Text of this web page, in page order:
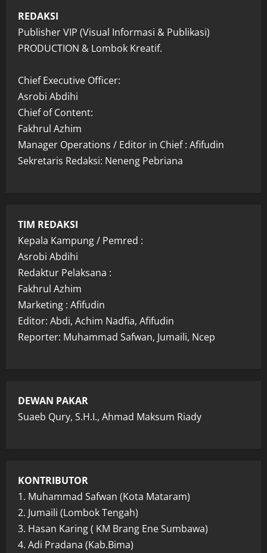
REDAKSI
Publisher VIP (Visual Informasi & Publikasi)
PRODUCTION & Lombok Kreatif.
Chief Executive Officer:
Asrobi Abdihi
Chief of Content:
Fakhrul Azhim
Manager Operations / Editor in Chief : Afifudin
Sekretaris Redaksi: Neneng Pebriana
TIM REDAKSI
Kepala Kampung / Pemred :
Asrobi Abdihi
Redaktur Pelaksana :
Fakhrul Azhim
Marketing : Afifudin
Editor: Abdi, Achim Nadfia, Afifudin
Reporter: Muhammad Safwan, Jumaili, Ncep
DEWAN PAKAR
Suaeb Qury, S.H.I., Ahmad Maksum Riady
KONTRIBUTOR
1. Muhammad Safwan (Kota Mataram)
2. Jumaili (Lombok Tengah)
3. Hasan Karing ( KM Brang Ene Sumbawa)
4. Adi Pradana (Kab.Bima)